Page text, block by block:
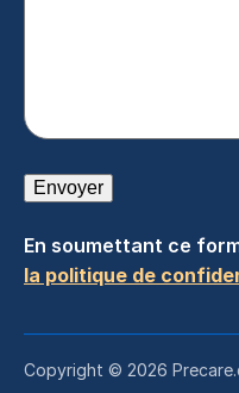
Envoyer
En soumettant ce
la politique de
Copyright © 2026